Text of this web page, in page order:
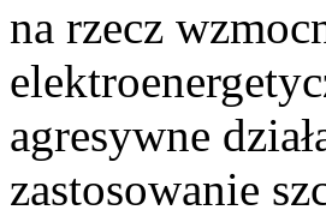
na rzecz
agresywne
zastosowanie